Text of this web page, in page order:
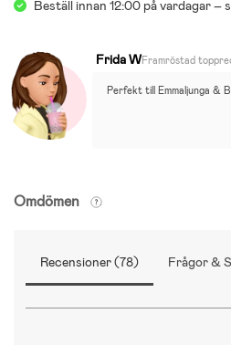
Beställ innan 12:00 på vardagar –
Frida WFramröstad
Perfekt till Emmaljunga &
Omdömen
Recensioner (78) Frågor &